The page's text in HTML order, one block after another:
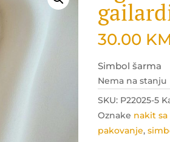
30.00 KM
Simbol šarma
Nema na stanju
SKU: P22025-5
Oznake nakit
pakovanje,